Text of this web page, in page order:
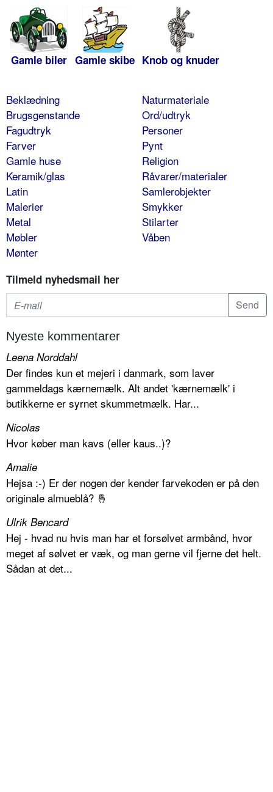
Gamle biler Gamle skibe Knob og knuder
Beklædning
Brugsgenstande
Fagudtryk
Farver
Gamle huse
Keramik/glas
Latin
Malerier
Metal
Møbler
Mønter
Naturmateriale
Ord/udtryk
Personer
Pynt
Religion
Råvarer/materialer
Samlerobjekter
Smykker
Stilarter
Våben
Tilmeld nyhedsmail her
Nyeste kommentarer
Leena Norddahl
Der findes kun et mejeri i danmark, som laver
gammeldags kærnemælk. Alt andet 'kærnemælk' i
butikkerne er syrnet skummetmælk. Har...
Nicolas
Hvor køber man kavs (eller kaus..)?
Amalie
Hejsa :-) Er der nogen der kender farvekoden er på den
originale almueblå? 🤞
Ulrik Bencard
Hej - hvad nu hvis man har et forsølvet armbånd, hvor
meget af sølvet er væk, og man gerne vil fjerne det helt.
Sådan at det...